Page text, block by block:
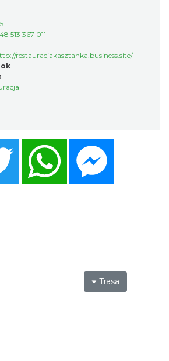
513 367 011
restauracjakasztanka.business.site/
Twitter WhatsApp
Trasa